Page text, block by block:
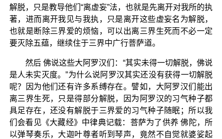
解脱，只是教导他们“离虚妄”法，也就是先离开对我所的执
著，进而离开我见与我执，只是离开这些虚妄名为解脱，
也就是断除三界爱的烦恼，可以出离三界生死而不必一定
要灭除五蕴，继续住于三界中广行菩萨道。
然后 佛说这些大阿罗汉们：“其实未得一切解脱，佛说
是人未实灭度。”为什么说阿罗汉其实还没有获得一切解脱
呢？因为他们还有许多系缚存在。譬如，大阿罗汉们能出
离三界生死，只是得部分解脱，因为阿罗汉的习气种子都
具足存在，还没有解脱于三界爱的习气种子随眠；所以我
们会看见《大藏经》中律典记载：菩萨为了供养 佛陀，所
以弹琴奏乐，大迦叶尊者听到琴声，竟然不自觉就婆娑起